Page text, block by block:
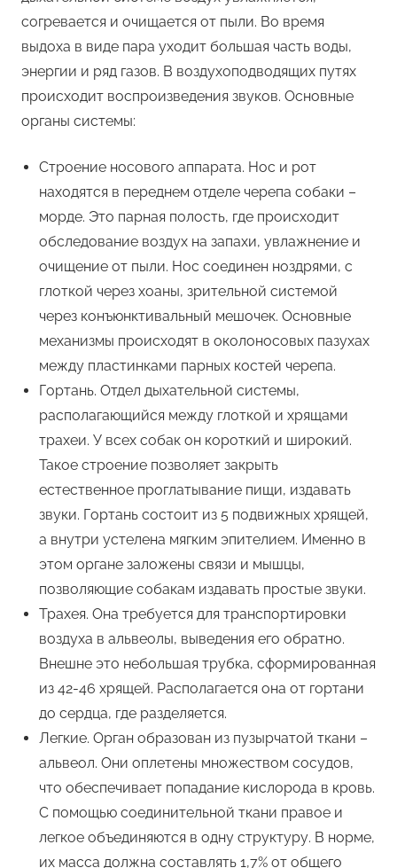
согревается и очищается от пыли. Во время
выдоха в виде пара уходит большая часть воды,
энергии и ряд газов. В воздухоподводящих путях
происходит воспроизведения звуков. Основные
органы системы:
Строение носового аппарата. Нос и рот
находятся в переднем отделе черепа собаки –
морде. Это парная полость, где происходит
обследование воздух на запахи, увлажнение и
очищение от пыли. Нос соединен ноздрями, с
глоткой через хоаны, зрительной системой
через конъюнктивальный мешочек. Основные
механизмы происходят в околоносовых пазухах
между пластинками парных костей черепа.
Гортань. Отдел дыхательной системы,
располагающийся между глоткой и хрящами
трахеи. У всех собак он короткий и широкий.
Такое строение позволяет закрыть
естественное проглатывание пищи, издавать
звуки. Гортань состоит из 5 подвижных хрящей,
а внутри устелена мягким эпителием. Именно в
этом органе заложены связи и мышцы,
позволяющие собакам издавать простые звуки.
Трахея. Она требуется для транспортировки
воздуха в альвеолы, выведения его обратно.
Внешне это небольшая трубка, сформированная
из 42-46 хрящей. Располагается она от гортани
до сердца, где разделяется.
Легкие. Орган образован из пузырчатой ткани –
альвеол. Они оплетены множеством сосудов,
что обеспечивает попадание кислорода в кровь.
С помощью соединительной ткани правое и
легкое объединяются в одну структуру. В норме,
их масса должна составлять 1,7% от общего